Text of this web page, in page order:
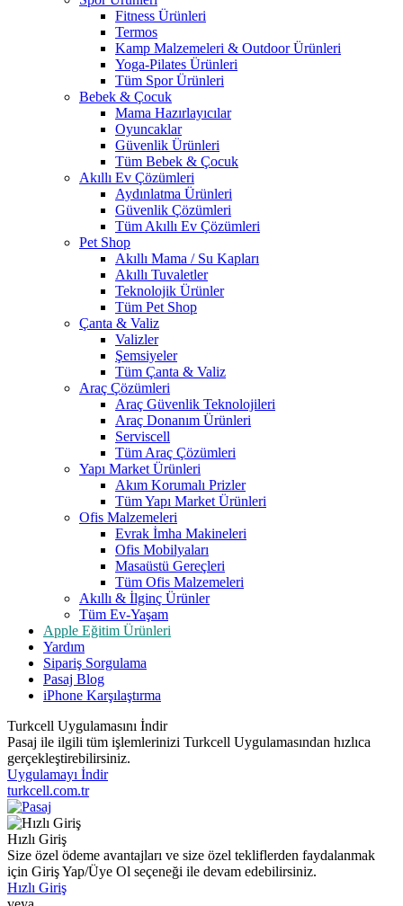
Fitness Ürünleri
Termos
Kamp Malzemeleri & Outdoor Ürünleri
Yoga-Pilates Ürünleri
Tüm Spor Ürünleri
Bebek & Çocuk
Mama Hazırlayıcılar
Oyuncaklar
Güvenlik Ürünleri
Tüm Bebek & Çocuk
Akıllı Ev Çözümleri
Aydınlatma Ürünleri
Güvenlik Çözümleri
Tüm Akıllı Ev Çözümleri
Pet Shop
Akıllı Mama / Su Kapları
Akıllı Tuvaletler
Teknolojik Ürünler
Tüm Pet Shop
Çanta & Valiz
Valizler
Şemsiyeler
Tüm Çanta & Valiz
Araç Çözümleri
Araç Güvenlik Teknolojileri
Araç Donanım Ürünleri
Serviscell
Tüm Araç Çözümleri
Yapı Market Ürünleri
Akım Korumalı Prizler
Tüm Yapı Market Ürünleri
Ofis Malzemeleri
Evrak İmha Makineleri
Ofis Mobilyaları
Masaüstü Gereçleri
Tüm Ofis Malzemeleri
Akıllı & İlginç Ürünler
Tüm Ev-Yaşam
Apple Eğitim Ürünleri
Yardım
Sipariş Sorgulama
Pasaj Blog
iPhone Karşılaştırma
Turkcell Uygulamasını İndir
Pasaj ile ilgili tüm işlemlerinizi Turkcell Uygulamasından hızlıca
gerçekleştirebilirsiniz.
Uygulamayı İndir
turkcell.com.tr
Hızlı Giriş
Size özel ödeme avantajları ve size özel tekliflerden faydalanmak
için Giriş Yap/Üye Ol seçeneği ile devam edebilirsiniz.
Hızlı Giriş